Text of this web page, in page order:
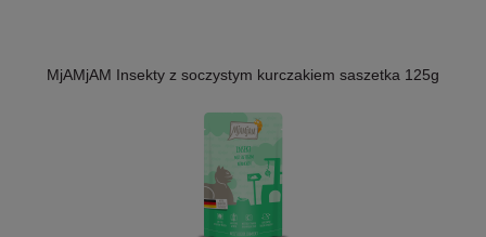
MjAMjAM Insekty z soczystym kurczakiem saszetka 125g